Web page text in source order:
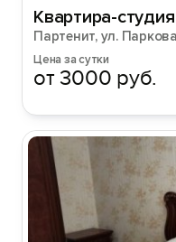
Квартира-
Партенит, ул.
Цена за сутки
от 3000 руб.